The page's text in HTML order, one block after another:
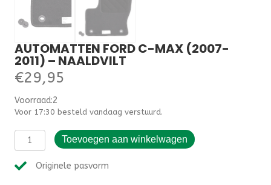
AUTOMATTEN FORD C-MAX (2007-
2011) – NAALDVILT
€29,95
Voorraad:2
Voor 17:30 besteld vandaag verstuurd.
Automatten
Ford
Max
Toevoegen aan winkelwagen
Originele pasvorm